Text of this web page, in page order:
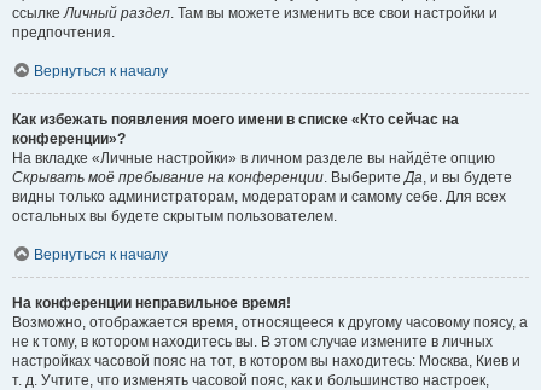
ссылкеЛичный раздел. Там вы можете изменить все свои настройки и
предпочтения.
Вернуться к началу
Как избежать появления моего имени в списке «Кто сейчас на
конференции»?
На вкладке «Личные настройки» в личном разделе вы найдёте опцию
Скрывать моё пребывание на конференции. ВыберитеДа, и вы будете
видны только администраторам, модераторам и самому себе. Для всех
остальных вы будете скрытым пользователем.
Вернуться к началу
На конференции неправильное время!
Возможно, отображается время, относящееся к другому часовому поясу, а
не к тому, в котором находитесь вы. В этом случае измените в личных
настройках часовой пояс на тот, в котором вы находитесь: Москва, Киев и
т. д. Учтите, что изменять часовой пояс, как и большинство настроек,